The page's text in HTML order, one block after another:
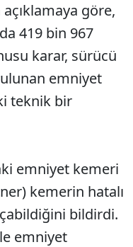
açıklamaya göre,
419 bin 967
karar, sürücü
emniyet
teknik bir
emniyet kemeri
kemerin hatalı
bildirdi.
emniyet